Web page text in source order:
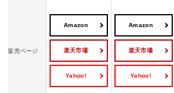
販売ページ
Amazon
楽天市場
Yahoo!
Amazon
楽天市場
Yahoo!